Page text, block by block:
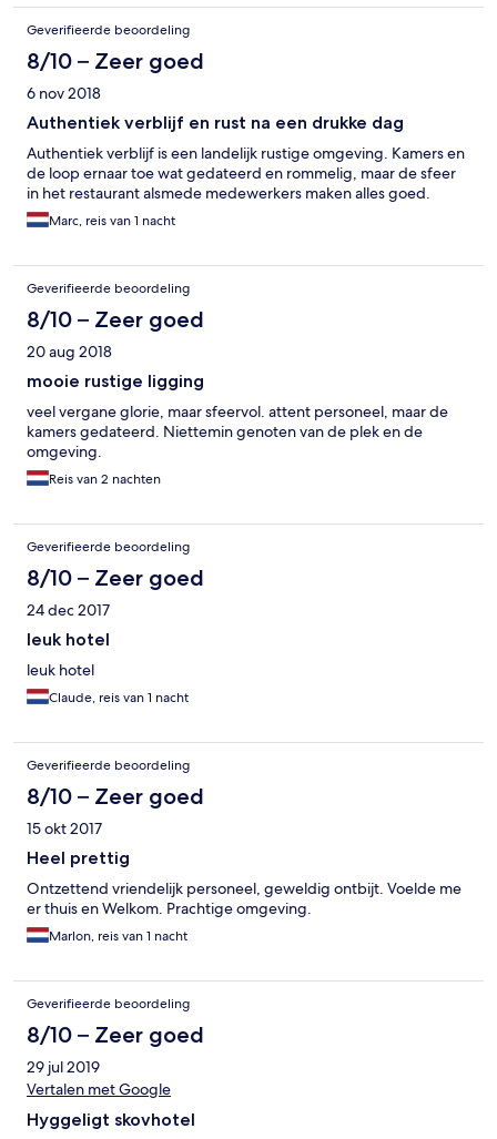
Geverifieerde beoordeling
8/10 – Zeer goed
6 nov 2018
Authentiek verblijf en rust na een drukke dag
Authentiek verblijf is een landelijk rustige omgeving. Kamers en
de loop ernaar toe wat gedateerd en rommelig, maar de sfeer
in het restaurant alsmede medewerkers maken alles goed.
Marc, reis van 1 nacht
Geverifieerde beoordeling
8/10 – Zeer goed
20 aug 2018
mooie rustige ligging
veel vergane glorie, maar sfeervol. attent personeel, maar de
kamers gedateerd. Niettemin genoten van de plek en de
omgeving.
Reis van 2 nachten
Geverifieerde beoordeling
8/10 – Zeer goed
24 dec 2017
leuk hotel
leuk hotel
Claude, reis van 1 nacht
Geverifieerde beoordeling
8/10 – Zeer goed
15 okt 2017
Heel prettig
Ontzettend vriendelijk personeel, geweldig ontbijt. Voelde me
er thuis en Welkom. Prachtige omgeving.
Marlon, reis van 1 nacht
Geverifieerde beoordeling
8/10 – Zeer goed
29 jul 2019
Vertalen met Google
Hyggeligt skovhotel